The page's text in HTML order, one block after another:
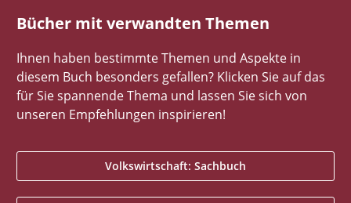
Bücher mit verwandten Themen
Ihnen haben bestimmte Themen und Aspekte in
diesem Buch besonders gefallen? Klicken Sie auf das
für Sie spannende Thema und lassen Sie sich von
unseren Empfehlungen inspirieren!
Volkswirtschaft: Sachbuch